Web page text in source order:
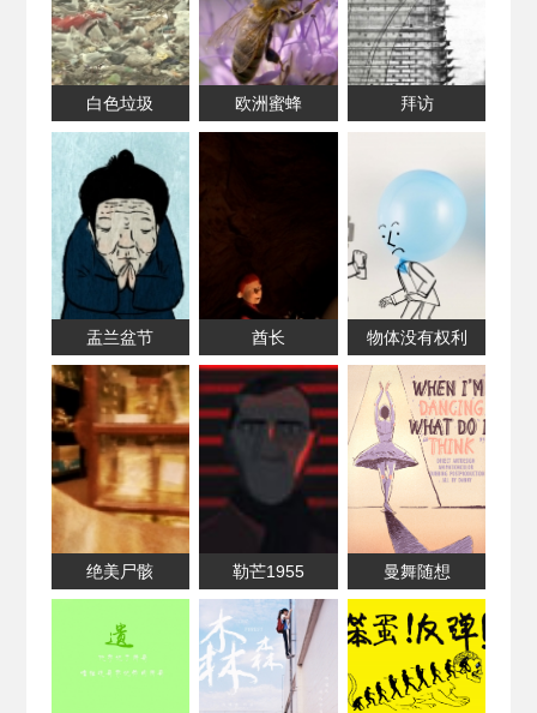
白色垃圾 欧洲蜜蜂 拜访
盂兰盆节 酋长 物体没有权利
绝美尸骸 勒芒1955 曼舞随想